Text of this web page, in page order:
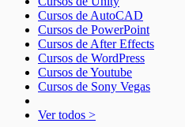
Cursos de AutoCAD
Cursos de PowerPoint
Cursos de After Effects
Cursos de WordPress
Cursos de Youtube
Cursos de Sony Vegas
Ver todos >